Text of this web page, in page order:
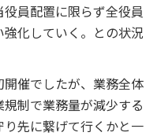
員配置に限らず全役員
化していく。との状況
催でしたが、業務全体
制で業務量が減少する
先に繋げて行くかと一